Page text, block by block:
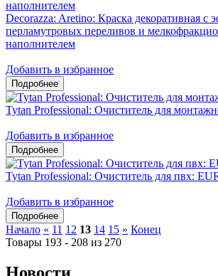
Decorazza: Aretino: Краска декоративная с
перламутровых переливов и
наполнителем
Добавить в избранное
Tytan Professional: Очиститель для
Добавить в избранное
Tytan Professional: Очиститель для пвх:
Добавить в избранное
Начало « 11 12 13 14 15 » Конец
Товары 193 - 208 из 270
Новости